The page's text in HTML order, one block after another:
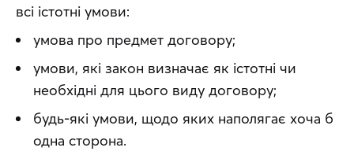
всі істотні умови:
умова про предмет договору;
умови, які закон визначає як істотні чи
необхідні для цього виду договору;
будь-які умови, щодо яких наполягає хоча б
одна сторона.